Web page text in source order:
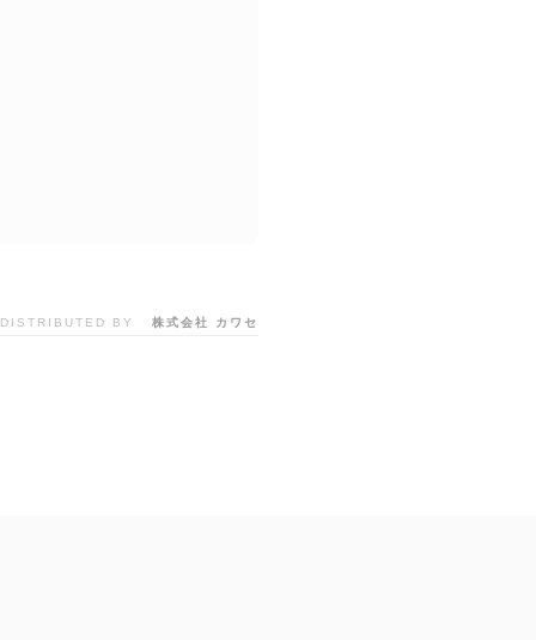
DISTRIBUTED BY 株式会社 カワセ